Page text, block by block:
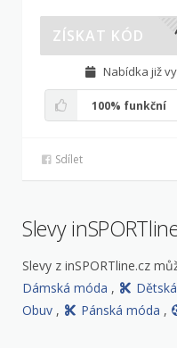
ZÍSKAT KÓD
Nabídka již
100% funkční
Sdílet
Slevy
Slevy z inSPORTline.cz
Dámská móda ,
Obuv , Pánská móda ,